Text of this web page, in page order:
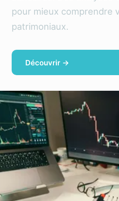
pour mieux comprendre
patrimoniaux.
Découvrir →